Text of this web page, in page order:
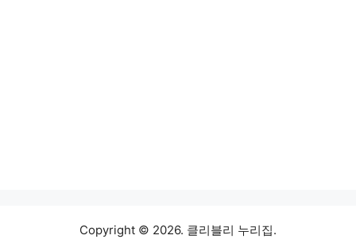
Copyright © 2026. 클리블리 누리집.